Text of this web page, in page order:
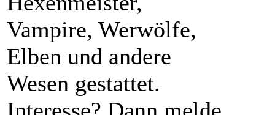
Vampire, Werwölfe,
Elben und andere
Wesen gestattet.